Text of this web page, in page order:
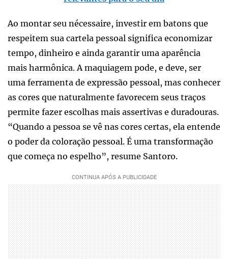
Ao montar seu nécessaire, investir em batons que
respeitem sua cartela pessoal significa economizar
tempo, dinheiro e ainda garantir uma aparência
mais harmônica. A maquiagem pode, e deve, ser
uma ferramenta de expressão pessoal, mas conhecer
as cores que naturalmente favorecem seus traços
permite fazer escolhas mais assertivas e duradouras.
“Quando a pessoa se vê nas cores certas, ela entende
o poder da coloração pessoal. É uma transformação
que começa no espelho”, resume Santoro.